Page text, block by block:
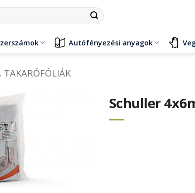
Autófényezési anyagok
TAKARÓFÓLIÁK
Schuller